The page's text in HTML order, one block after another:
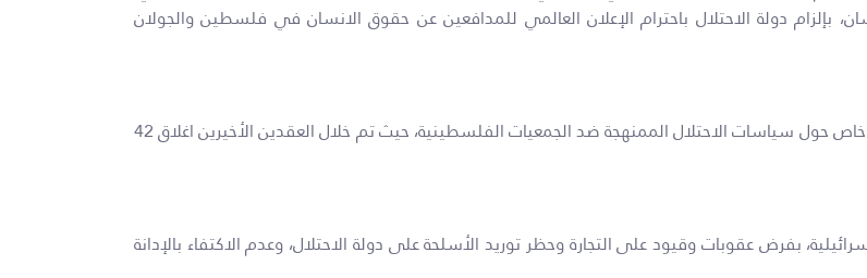
بإلزام دولة الاحتلال باحترام الإعلان العالمي للمدافعين عن حقوق الانسان في فلسطين والجولان
– المقرر الخاص بحرية الرأي والحق في تأسيس الجمعيات، بإعداد تقرير خاص حول سياسات الاحتلال الممنهجة ضد الجمعيات الفلسطينية، حيث تم خلال العقدين الأخيرين اغلاق 42
بفرض عقوبات وقيود على التجارة وحظر توريد الأسلحة على دولة الاحتلال، وعدم الاكتفاء بالإدانة